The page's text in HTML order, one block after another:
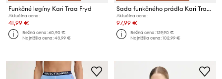
Funkčné legíny Kari Traa Fryd
Aktuálna cena:
41,99 €
Bežná cena:60,90 €
Najnižšia cena:43,99 €
Sada funkčného prádla Kari Traa Kaia
Aktuálna cena:
97,99 €
Bežná cena:129,90 €
Najnižšia cena:102,99 €